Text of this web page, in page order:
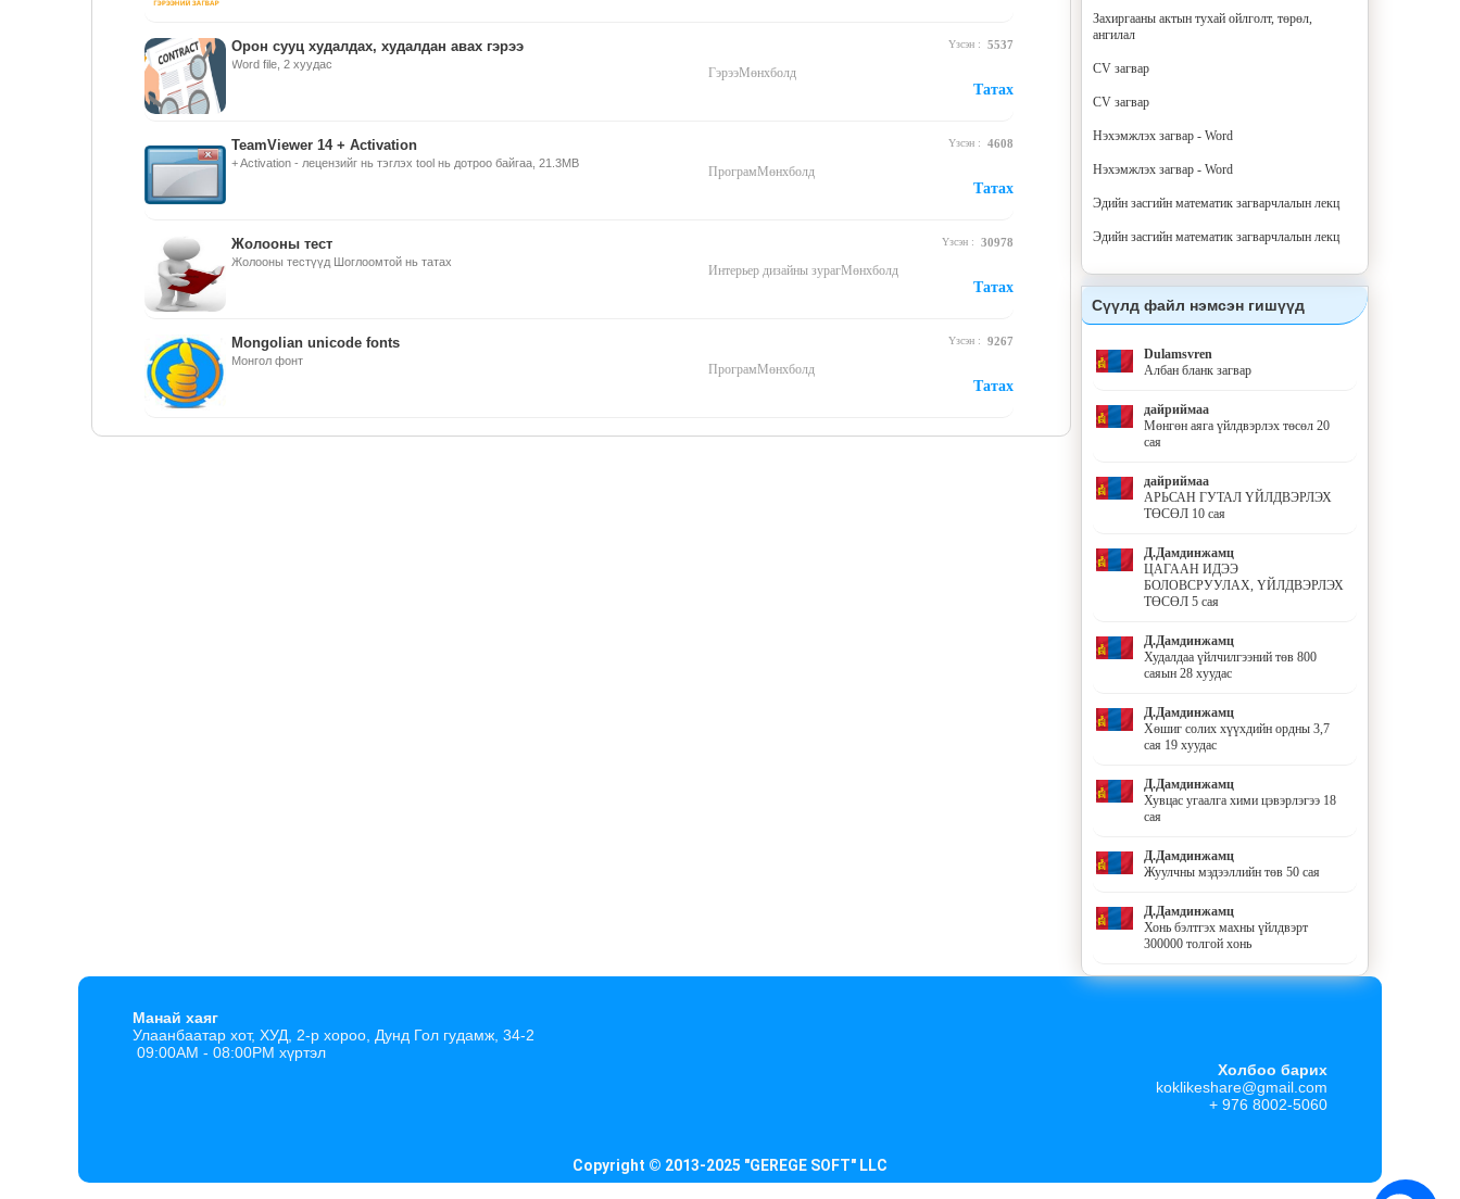
Орон сууц худалдах, худалдан авах гэрээ Үзсэн : 5537
Word file, 2 хуудас
ГэрээМөнхболд
Татах
TeamViewer 14 + Activation Үзсэн : 4608
+ Activation - лецензийг нь тэглэх tool нь дотроо байгаа, 21.3MB
ПрограмМөнхболд
Татах
Жолооны тест Үзсэн : 30978
Жолооны тестүүд Шоглоомтой нь татах
Интерьер дизайны зурагМөнхболд
Татах
Mongolian unicode fonts Үзсэн : 9267
Монгол фонт
ПрограмМөнхболд
Татах
Захиргааны актын тухай ойлголт, төрөл,
ангилал
CV загвар
CV загвар
Нэхэмжлэх загвар - Word
Нэхэмжлэх загвар - Word
Эдийн засгийн математик загварчлалын лекц
Эдийн засгийн математик загварчлалын лекц
Сүүлд файл нэмсэн гишүүд
Dulamsvren
Албан бланк загвар
дайриймаа
Мөнгөн аяга үйлдвэрлэх төсөл 20
сая
дайриймаа
АРЬСАН ГУТАЛ ҮЙЛДВЭРЛЭХ
ТӨСӨЛ 10 сая
Д.Дамдинжамц
ЦАГААН ИДЭЭ
БОЛОВСРУУЛАХ, ҮЙЛДВЭРЛЭХ
ТӨСӨЛ 5 сая
Д.Дамдинжамц
Худалдаа үйлчилгээний төв 800
саяын 28 хуудас
Д.Дамдинжамц
Хөшиг солих хүүхдийн ордны 3,7
сая 19 хуудас
Д.Дамдинжамц
Хувцас угаалга хими цэвэрлэгээ 18
сая
Д.Дамдинжамц
Жуулчны мэдээллийн төв 50 сая
Д.Дамдинжамц
Хонь бэлтгэх махны үйлдвэрт
300000 толгой хонь
Манай хаяг
Улаанбаатар хот, ХУД, 2-р хороо, Дунд Гол гудамж, 34-2
09:00AM - 08:00PM хүртэл
Холбоо барих
koklikeshare@gmail.com
+ 976 8002-5060
Copyright © 2013-2025 "GEREGE SOFT" LLC